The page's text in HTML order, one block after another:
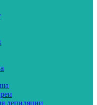
депиляции